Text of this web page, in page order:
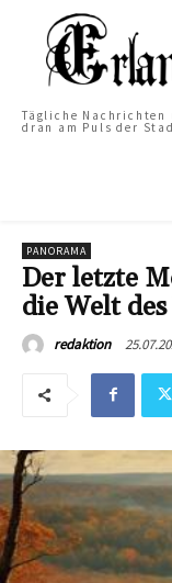
Tägliche Nachrichten
dran am Puls der
PANORAMA
Der letzte
die Welt
redaktion